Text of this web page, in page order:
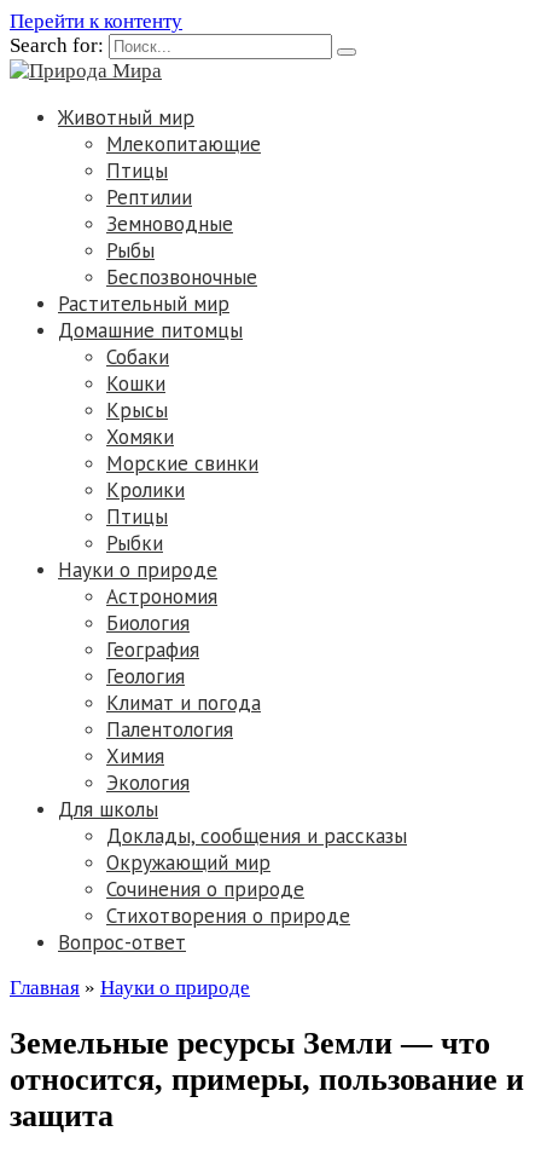
Перейти к контенту
Search for:
Животный мир
Млекопитающие
Птицы
Рептилии
Земноводные
Рыбы
Беспозвоночные
Растительный мир
Домашние питомцы
Собаки
Кошки
Крысы
Хомяки
Морские свинки
Кролики
Птицы
Рыбки
Науки о природе
Астрономия
Биология
География
Геология
Климат и погода
Палентология
Химия
Экология
Для школы
Доклады, сообщения и рассказы
Окружающий мир
Сочинения о природе
Стихотворения о природе
Вопрос-ответ
Главная » Науки о природе
Земельные ресурсы Земли — что
относится, примеры, пользование и
защита